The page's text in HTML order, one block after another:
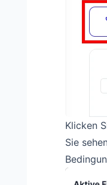
Klicken
Sie